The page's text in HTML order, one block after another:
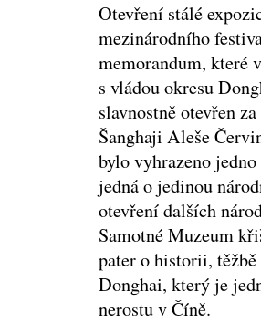
Otevření stálé
mezinárodního
memorandum, které
s vládou okresu
slavnostně otevřen
Šanghaji Aleše
bylo vyhrazeno
jedná o jedinou
otevření dalších
Samotné Muzeum
pater o historii,
Donghai, který je
nerostu v Číně.